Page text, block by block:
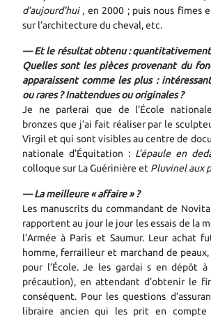
d’aujourd’hui , en 2000 ; puis nous fîmes
sur l’architecture du cheval, etc.
— Et le résultat obtenu :
Quelles sont les pièces provenant du
apparaissent comme les plus :
ou rares ? Inattendues ou originales ?
Je ne parlerai que de l’École
bronzes que j’ai fait réaliser par le
Virgil et qui sont visibles au centre de
nationale d’Équitation : L’épaule en
colloque sur La Guérinière et Pluvinel aux
— La meilleure « affaire » ?
Les manuscrits du commandant de
rapportent au jour le jour les essais de la
l’Armée à Paris et Saumur. Leur achat
homme, ferrailleur et marchand de
pour l’École. Je les gardais en dépôt à
précaution), en attendant d’obtenir le
conséquent. Pour les questions
libraire ancien qui les prit en compte